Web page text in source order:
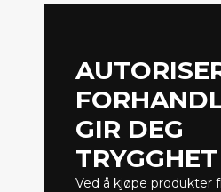
GIR DEG
TRYGGHET
Ved å kjøpe produkter